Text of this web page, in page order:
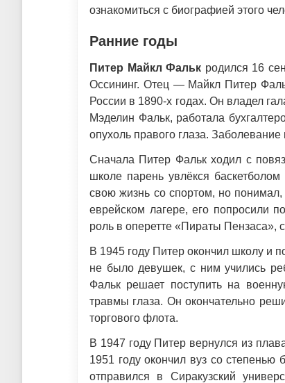
ознакомиться с биографией этого
Ранние годы
Питер Майкл Фальк родился 16
Оссининг. Отец — Майкл Питер
России в 1890-х годах. Он владел
Мэделин Фальк, работала
опухоль правого глаза.
Сначала Питер Фальк ходил с
школе парень увлёкся
свою жизнь со спортом, но понимал,
еврейском лагере, его попросили
роль в оперетте «Пираты Пензаса»,
В 1945 году Питер окончил школу и
не было девушек, с ним учились
Фальк решает поступить на
травмы глаза. Он окончательно
торгового флота.
В 1947 году Питер вернулся из
1951 году окончил вуз со степенью
отправился в Сиракузский